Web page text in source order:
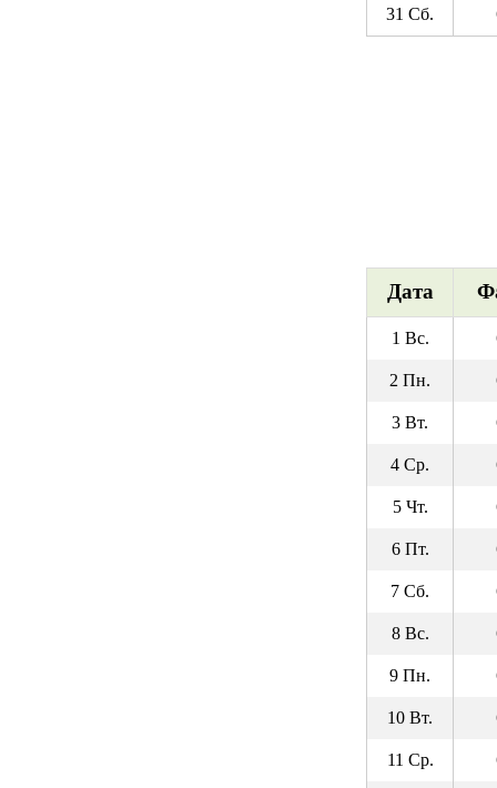
31 Сб.
Дата
1 Вс.
2 Пн.
3 Вт.
4 Ср.
5 Чт.
6 Пт.
7 Сб.
8 Вс.
9 Пн.
10 Вт.
11 Ср.